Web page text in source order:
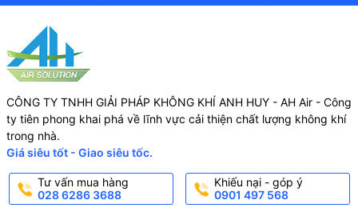
CÔNG TY TNHH GIẢI PHÁP KHÔNG KHÍ ANH HUY - AH Air - Công
ty tiên phong khai phá về lĩnh vực cải thiện chất lượng không khí
trong nhà.
Giá siêu tốt - Giao siêu tốc.
Tư vấn mua hàng
028 6286 3688
Khiếu nại - góp ý
0901 497 568